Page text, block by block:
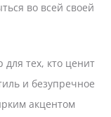
во всей своей
тех, кто ценит
и безупречное
акцентом